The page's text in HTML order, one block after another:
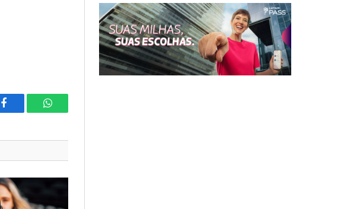
Facebook WhatsApp